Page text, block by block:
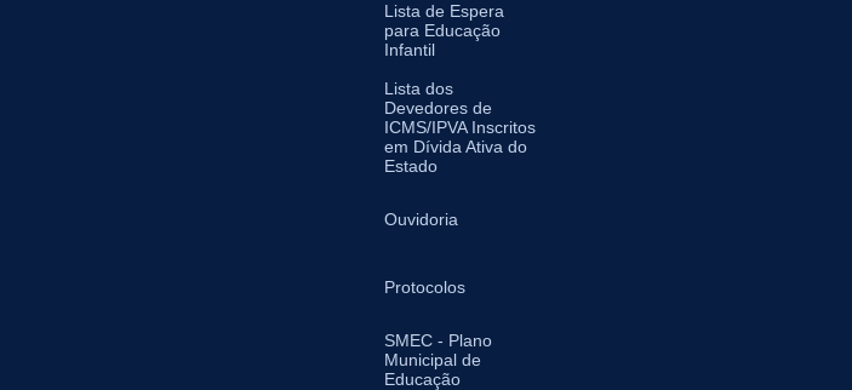
Lista de Espera
para Educação
Infantil
Lista dos
Devedores de
ICMS/IPVA Inscritos
em Dívida Ativa do
Estado
Ouvidoria
Protocolos
SMEC - Plano
Municipal de
Educação